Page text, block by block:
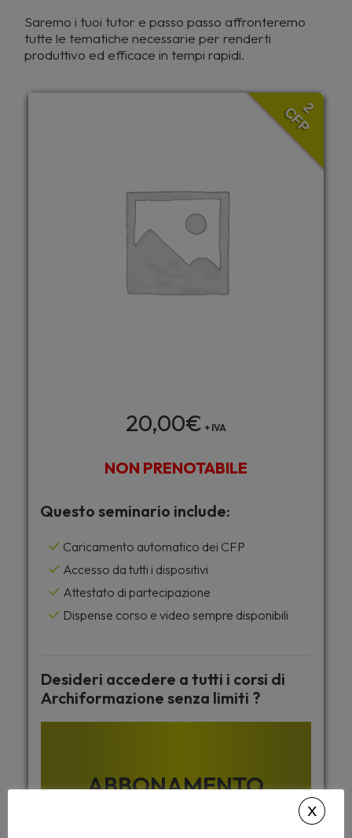
Saremo i tuoi tutor e passo passo affronteremo
tutte le tematiche necessarie per renderti
produttivo ed efficace in tempi rapidi.
2
CFP
20,00€ + IVA
NON PRENOTABILE
Questo seminario include:
Caricamento automatico dei CFP
Accesso da tutti i dispositivi
Attestato di partecipazione
Dispense corso e video sempre disponibili
Desideri accedere a tutti i corsi di
Archiformazione senza limiti ?
ABBONAMENTO